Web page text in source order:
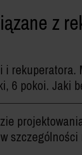
z
rekuperatora.
6 pokoi. Jaki